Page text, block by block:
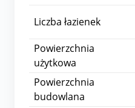
Liczba łazienek
Powierzchnia
użytkowa
Powierzchnia
budowlana